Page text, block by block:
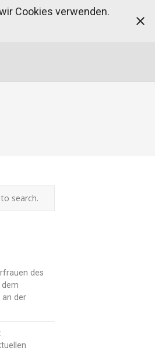
des
dem
an der
Cookies verwenden.